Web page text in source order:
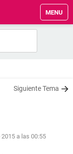
MENU
Siguiente Tema
2015 a las 00:55